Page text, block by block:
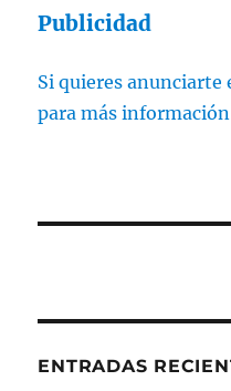
Publicidad
Si quieres anunciarte
para más información
ENTRADAS